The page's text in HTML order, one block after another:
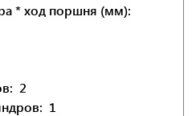
* ход поршня (мм):
2
1